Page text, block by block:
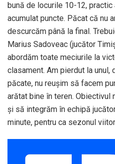
bună de locurile 10-12,
acumulat puncte. Păcat că nu
descurcăm până la final.
Marius Sadoveac (jucător
abordăm toate meciurile la
clasament. Am pierdut la unul,
păcate, nu reușim să facem
arătat bine în teren. Obiectivul
și să integrăm în echipă
minute, pentru ca sezonul